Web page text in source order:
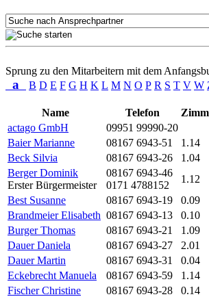
Sprung zu den Mitarbeitern mit dem
a B D E F G H K L M N O P R S T V W
Name
Telefon
actago GmbH
09951 99990-20
Baier Marianne
08167 6943-51 1.14
Beck Silvia
08167 6943-26 1.04
Berger Dominik
Erster Bürgermeister
08167 6943-46
0171 4788152
1.12
Best Susanne
08167 6943-19 0.09
Brandmeier Elisabeth 08167 6943-13 0.10
Burger Thomas
08167 6943-21 1.09
Dauer Daniela
08167 6943-27 2.01
Dauer Martin
08167 6943-31 0.04
Eckebrecht Manuela
08167 6943-59 1.14
Fischer Christine
08167 6943-28 0.14